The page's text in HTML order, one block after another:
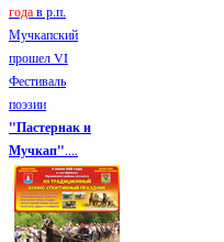
годав р.п.
Мучкапский
прошел VI
Фестиваль
поэзии
"Пастернак и
Мучкап"....